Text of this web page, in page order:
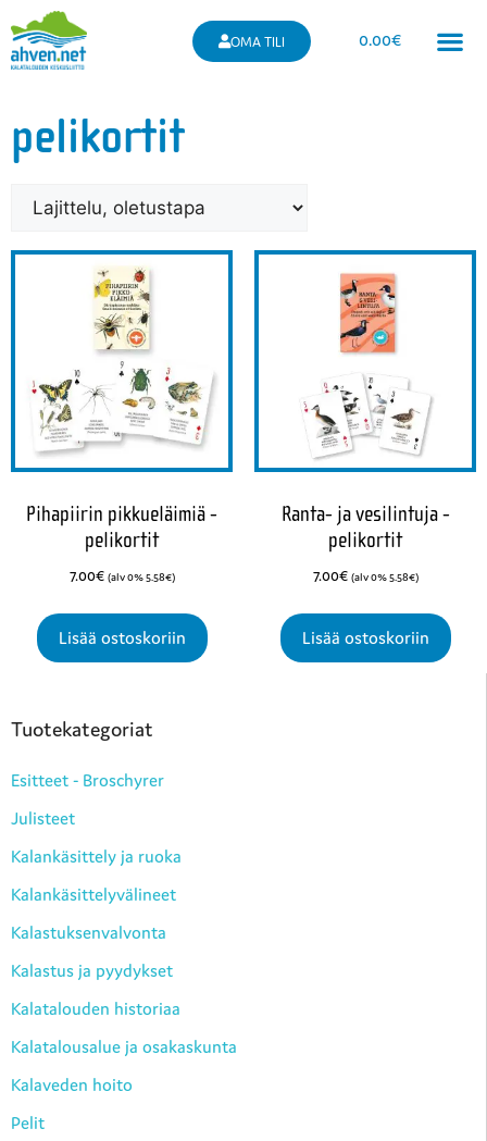
OMA TILI 0.00€
Tuotekategoriat
Esitteet - Broschyrer
Julisteet
Kalankäsittely ja ruoka
Kalankäsittelyvälineet
Kalastuksenvalvonta
Kalastus ja pyydykset
Kalatalouden historiaa
Kalatalousalue ja osakaskunta
Kalaveden hoito
Pelit
pelikortit
Pihapiirin pikkueläimiä -
pelikortit
7.00€ (alv 0%5.58€)
Lisää ostoskoriin
Ranta- ja vesilintuja -
pelikortit
7.00€ (alv 0%5.58€)
Lisää ostoskoriin